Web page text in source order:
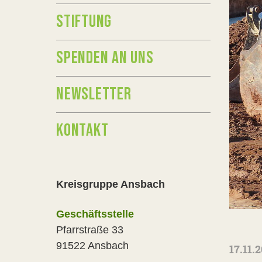
STIFTUNG
SPENDEN AN UNS
NEWSLETTER
KONTAKT
Kreisgruppe Ansbach
Geschäftsstelle
Pfarrstraße 33
91522 Ansbach